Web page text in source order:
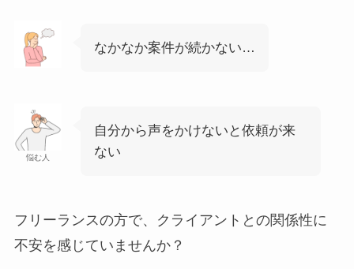
なかなか案件が続かない…
悩む人
自分から声をかけないと依頼が来
ない
フリーランスの方で、クライアントとの関係性に
不安を感じていませんか？